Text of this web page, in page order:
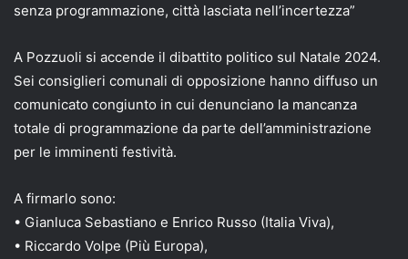
senza programmazione, città lasciata nell’incertezza”
A Pozzuoli si accende il dibattito politico sul Natale 2024.
Sei consiglieri comunali di opposizione hanno diffuso un
comunicato congiunto in cui denunciano la mancanza
totale di programmazione da parte dell’amministrazione
per le imminenti festività.
A firmarlo sono:
• Gianluca Sebastiano e Enrico Russo (Italia Viva),
• Riccardo Volpe (Più Europa),